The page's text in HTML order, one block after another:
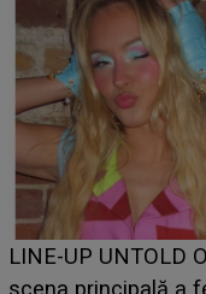
Ce a dezvăluit
luat prin